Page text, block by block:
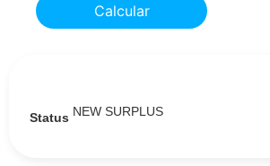
Calcular
Status NEW SURPLUS